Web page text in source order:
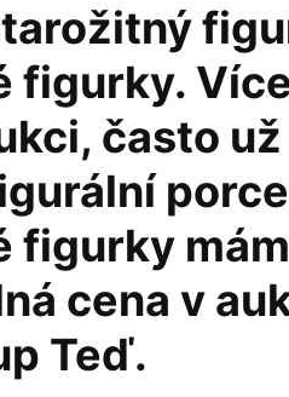
figurky.
často už
figurky
cena v
Teď.